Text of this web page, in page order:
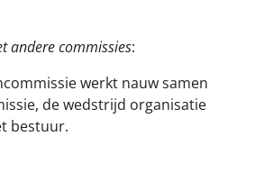
andere commissies:
werkt nauw samen
de wedstrijd organisatie
bestuur.